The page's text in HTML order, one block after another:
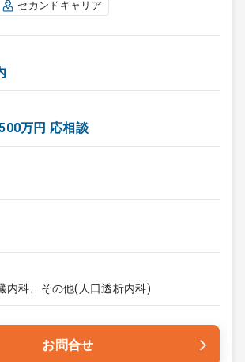
セカンドキャリア
万円 応相談
内科、その他(人口透析内科)
お問合せ